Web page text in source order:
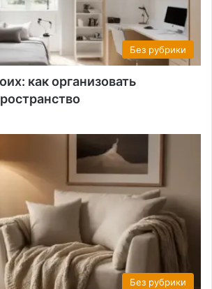
Без рубрики
как организовать
Без рубрики